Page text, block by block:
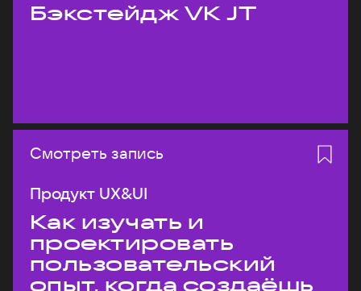
Бэкстейдж VK JT
Смотреть запись
Продукт UX&UI
Как изучать и
проектировать
пользовательский
опыт, когда создаёшь